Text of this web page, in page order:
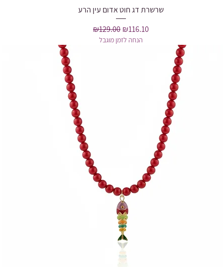
Quick View
שרשרת דג חוט אדום עין הרע
Regular Price
₪129.00 Sale Price
₪116.10
הנחה לזמן מוגבל